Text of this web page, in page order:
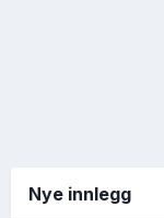
Nye innlegg